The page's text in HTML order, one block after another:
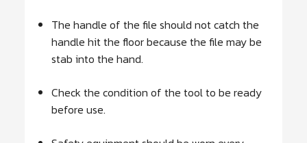
The handle of the file should not catch the
handle hit the floor because the file may be
stab into the hand.
Check the condition of the tool to be ready
before use.